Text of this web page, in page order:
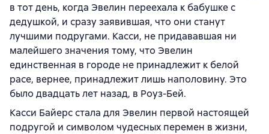
в тот день, когда Эвелин переехала к бабушке с
дедушкой, и сразу заявившая, что они станут
лучшими подругами. Касси, не придававшая ни
малейшего значения тому, что Эвелин
единственная в городе не принадлежит к белой
расе, вернее, принадлежит лишь наполовину. Это
было двадцать лет назад, в Роуз-Бей.
Касси Байерс стала для Эвелин первой настоящей
подругой и символом чудесных перемен в жизни,